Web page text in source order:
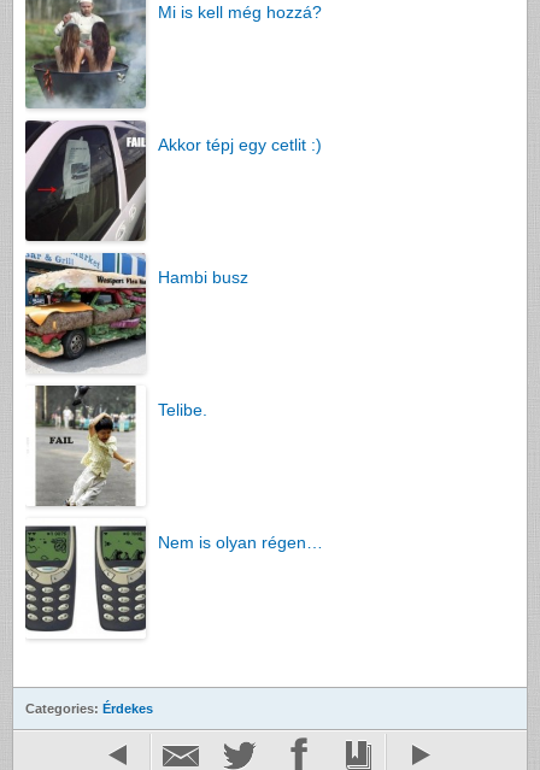
Mi is kell még hozzá?
Akkor tépj egy cetlit :)
Hambi busz
Telibe.
Nem is olyan régen…
Categories: Érdekes